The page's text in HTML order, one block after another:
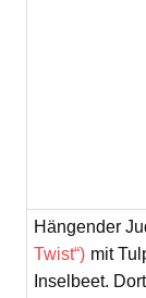
Hängender
Twist“) mit
Inselbeet.